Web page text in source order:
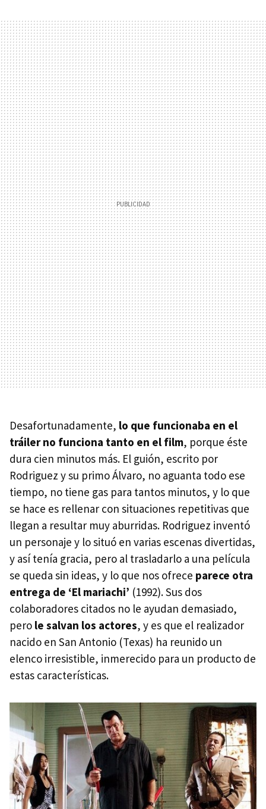
Desafortunadamente, lo que funcionaba en el
tráiler no funciona tanto en el film, porque éste
dura cien minutos más. El guión, escrito por
Rodriguez y su primo Álvaro, no aguanta todo ese
tiempo, no tiene gas para tantos minutos, y lo que
se hace es rellenar con situaciones repetitivas que
llegan a resultar muy aburridas. Rodriguez inventó
un personaje y lo situó en varias escenas divertidas,
y así tenía gracia, pero al trasladarlo a una película
se queda sin ideas, y lo que nos ofrece parece otra
entrega de ‘El mariachi’ (1992). Sus dos
colaboradores citados no le ayudan demasiado,
pero le salvan los actores, y es que el realizador
nacido en San Antonio (Texas) ha reunido un
elenco irresistible, inmerecido para un producto de
estas características.